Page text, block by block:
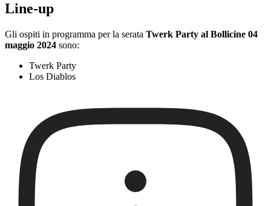
Line-up
Gli ospiti in programma per la serata Twerk Party al Bollicine 04
maggio 2024 sono:
Twerk Party
Los Diablos